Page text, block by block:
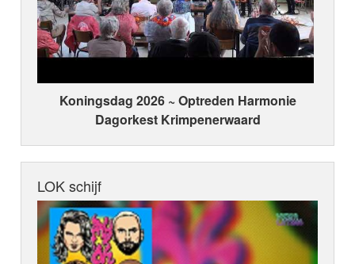
Koningsdag 2026 ~ Optreden Harmonie
Dagorkest Krimpenerwaard
LOK schijf